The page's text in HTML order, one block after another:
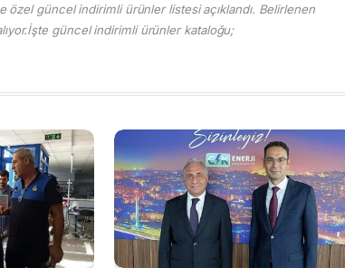
özel güncel indirimli ürünler listesi açıklandı. Belirlenen
güncel indirimli ürünler kataloğu;